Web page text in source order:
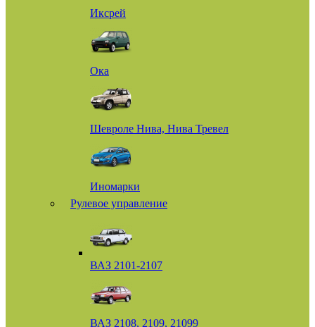
Иксрей
Ока
Шевроле Нива, Нива Тревел
Иномарки
Рулевое управление
ВАЗ 2101-2107
ВАЗ 2108, 2109, 21099